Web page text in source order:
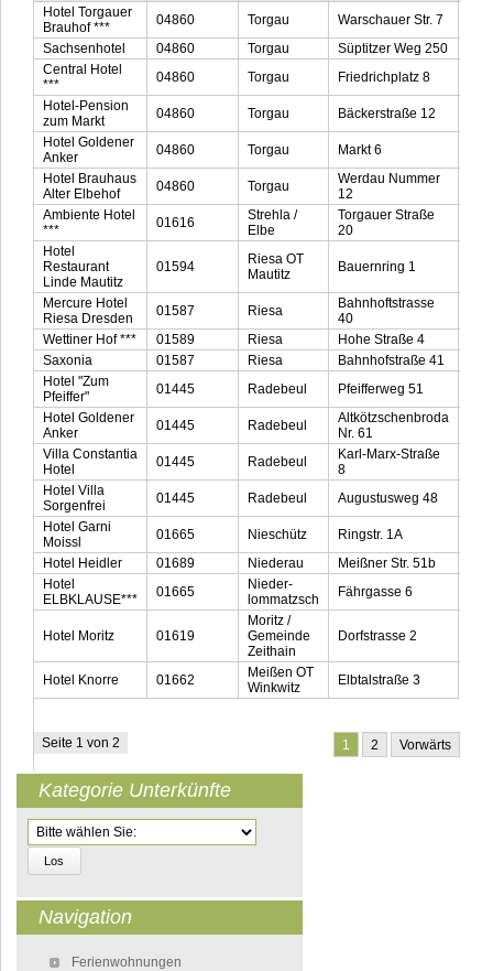
Hotel Torgauer
Brauhof ***
04860 Torgau Warschauer Str. 7
Sachsenhotel
04860 Torgau Süptitzer Weg 250
Central Hotel
***
04860 Torgau Friedrichplatz 8
Hotel-Pension
zum Markt
04860 Torgau Bäckerstraße 12
Hotel Goldener
Anker
04860 Torgau Markt 6
Hotel Brauhaus
Alter Elbehof
04860 Torgau
Werdau Nummer
12
Ambiente Hotel
***
01616
Strehla /
Elbe
Torgauer Straße
20
Hotel
Restaurant
Linde Mautitz
01594
Riesa OT
Mautitz
Bauernring 1
Mercure Hotel
Riesa Dresden
01587 Riesa
Bahnhoftstrasse
40
Wettiner Hof ***
01589 Riesa Hohe Straße 4
Saxonia
01587 Riesa Bahnhofstraße 41
Hotel "Zum
Pfeiffer"
01445 Radebeul Pfeifferweg 51
Hotel Goldener
Anker
01445 Radebeul
Altkötzschenbroda
Nr. 61
Villa Constantia
Hotel
01445 Radebeul
Karl-Marx-Straße
8
Hotel Villa
Sorgenfrei
01445 Radebeul Augustusweg 48
Hotel Garni
Moissl
01665 Nieschütz Ringstr. 1A
Hotel Heidler
01689 Niederau Meißner Str. 51b
Hotel
ELBKLAUSE***
01665
Nieder-
lommatzsch
Fährgasse 6
Hotel Moritz 01619
Moritz /
Gemeinde
Zeithain
Dorfstrasse 2
Hotel Knorre 01662
Meißen OT
Winkwitz
Elbtalstraße 3
Seite 1 von 2 1 2 Vorwärts
Kategorie Unterkünfte
Zielseite
Navigation
Ferienwohnungen